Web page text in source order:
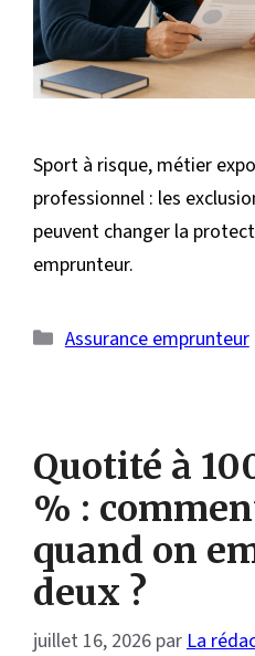
Sport à risque, métier
professionnel : les
peuvent changer la
emprunteur.
Catégories
Assurance emprunteur
Quotité à
% :
quand on
deux ?
juillet 16, 2026 par La